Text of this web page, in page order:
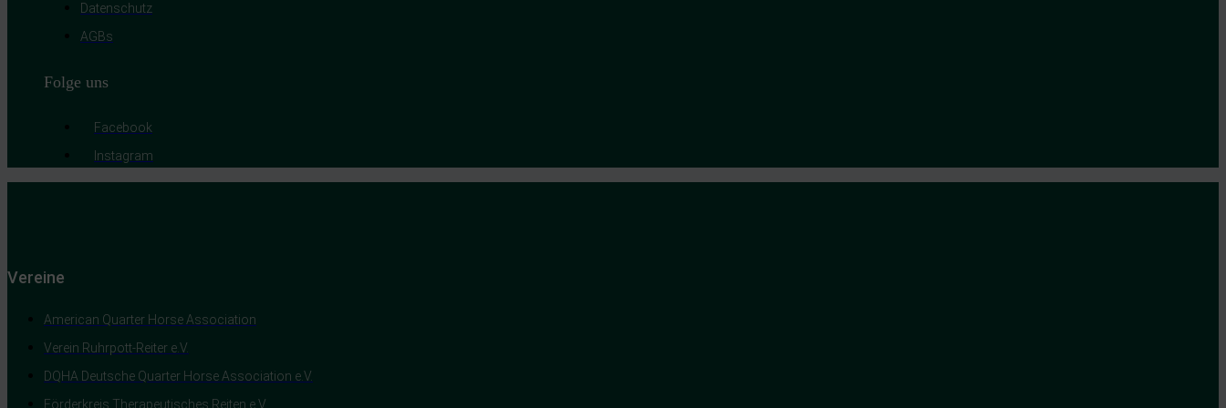
Datenschutz
AGBs
Folge uns
Facebook
Instagram
Vereine
American Quarter Horse Association
Verein Ruhrpott-Reiter e.V.
DQHA Deutsche Quarter Horse Association e.V.
Förderkreis Therapeutisches Reiten e.V.